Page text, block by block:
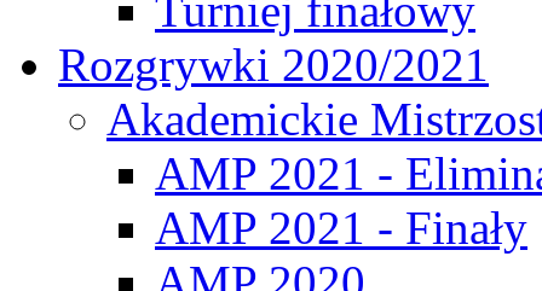
Rozgrywki 2020/2021
Akademickie
AMP 2021 -
AMP 2021 - Finały